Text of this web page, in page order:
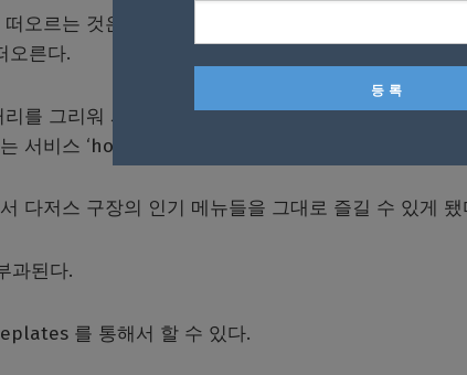
오르는 것은 역시 기자같은 경우에는 맥주다. 여기에
오른다.
를 그리워 사람들을 위해 다저스 구단과 배달업체 포
서비스 ‘home plates’ 서비스를 시작했다.
다저스 구장의 인기 메뉴들을 그대로 즐길 수 있게 됐
과된다.
를 통해서 할 수 있다.